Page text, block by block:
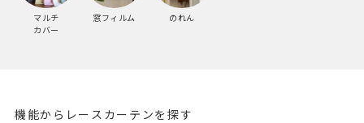
マルチ
カバー
窓フィルム のれん
機能からレースカーテンを探す